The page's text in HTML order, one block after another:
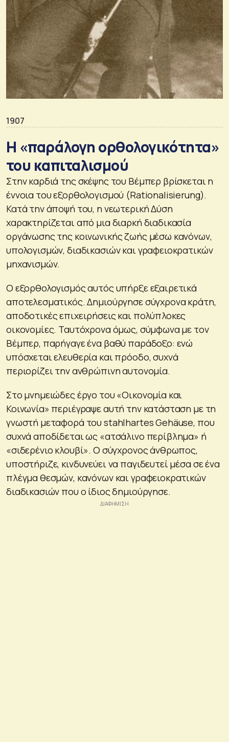
1907
Η «παράλογη ορθολογικότητα»
του καπιταλισμού
Στην καρδιά της σκέψης του Βέμπερ βρίσκεται η
έννοια του εξορθολογισμού (Rationalisierung).
Κατά την άποψή του, η νεωτερική Δύση
χαρακτηρίζεται από μια διαρκή διαδικασία
οργάνωσης της κοινωνικής ζωής μέσω κανόνων,
υπολογισμών, διαδικασιών και γραφειοκρατικών
μηχανισμών.
Ο εξορθολογισμός αυτός υπήρξε εξαιρετικά
αποτελεσματικός. Δημιούργησε σύγχρονα κράτη,
αποδοτικές επιχειρήσεις και πολύπλοκες
οικονομίες. Ταυτόχρονα όμως, σύμφωνα με τον
Βέμπερ, παρήγαγε ένα βαθύ παράδοξο: ενώ
υπόσχεται ελευθερία και πρόοδο, συχνά
περιορίζει την ανθρώπινη αυτονομία.
Στο μνημειώδες έργο του «Οικονομία και
Κοινωνία» περιέγραψε αυτή την κατάσταση με τη
γνωστή μεταφορά τουstahlhartes Gehäuse, που
συχνά αποδίδεται ως «ατσάλινο περίβλημα» ή
«σιδερένιο κλουβί». Ο σύγχρονος άνθρωπος,
υποστήριζε, κινδυνεύει να παγιδευτεί μέσα σε ένα
πλέγμα θεσμών, κανόνων και γραφειοκρατικών
διαδικασιών που ο ίδιος δημιούργησε.